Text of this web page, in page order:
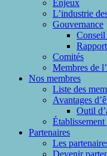
Enjeux
L’industrie
Gouvernance
Conseil
Comités
Membres de
Nos membres
Liste des
Avantages
Outil
Établissement
Partenaires
Les
Devenir